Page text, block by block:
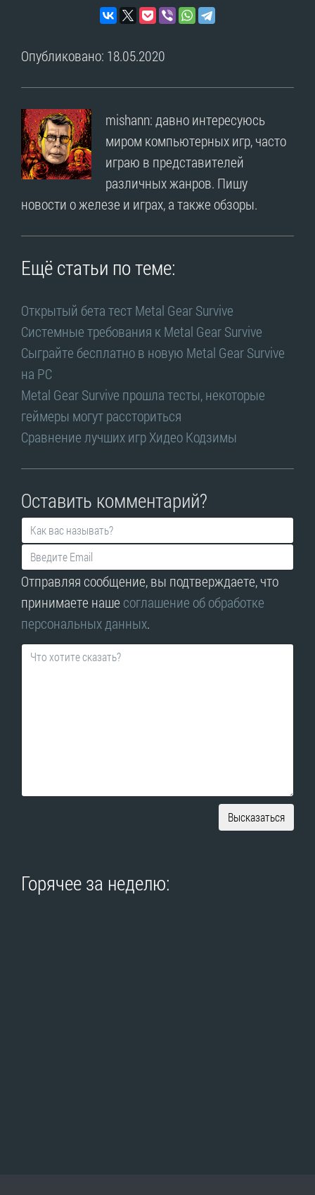
Опубликовано: 18.05.2020
mishann: давно интересуюсь
миром компьютерных игр, часто
играю в представителей
различных жанров. Пишу
новости о железе и играх, а также обзоры.
Ещё статьи по теме:
Открытый бета тест Metal Gear Survive
Системные требования к Metal Gear Survive
Сыграйте бесплатно в новую Metal Gear Survive
на PC
Metal Gear Survive прошла тесты, некоторые
геймеры могут рассториться
Сравнение лучших игр Хидео Кодзимы
Оставить комментарий?
Отправляя сообщение, вы подтверждаете, что
принимаете наше соглашение об обработке
персональных данных.
Высказаться
Горячее за неделю: